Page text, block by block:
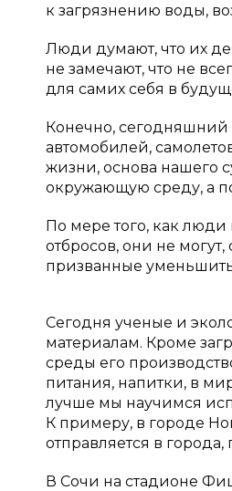
к загрязнению воды,
Люди думают, что их
не замечают, что не
для самих себя в
Конечно,
автомобилей,
жизни, основа нашего
окружающую среду, а
По мере того, как люди
отбросов, они не
призванные
Сегодня ученые и
материалам. Кроме
среды его
питания, напитки, в
лучше мы научимся
К примеру, в городе
отправляется в
В Сочи на стадионе